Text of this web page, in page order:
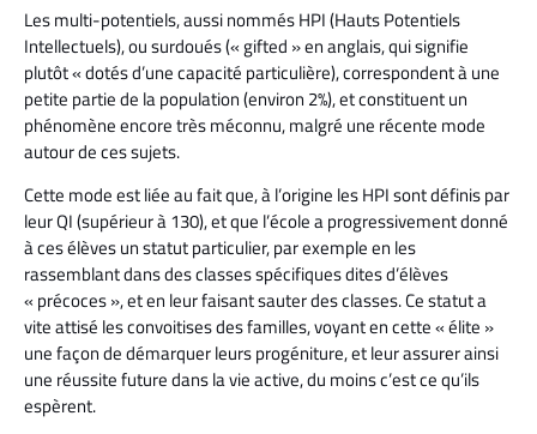
Les multi-potentiels, aussi nommés HPI (Hauts Potentiels
Intellectuels), ou surdoués (« gifted » en anglais, qui signifie
plutôt « dotés d’une capacité particulière), correspondent à une
petite partie de la population (environ 2%), et constituent un
phénomène encore très méconnu, malgré une récente mode
autour de ces sujets.
Cette mode est liée au fait que, à l’origine les HPI sont définis par
leur QI (supérieur à 130), et que l’école a progressivement donné
à ces élèves un statut particulier, par exemple en les
rassemblant dans des classes spécifiques dites d’élèves
« précoces », et en leur faisant sauter des classes. Ce statut a
vite attisé les convoitises des familles, voyant en cette « élite »
une façon de démarquer leurs progéniture, et leur assurer ainsi
une réussite future dans la vie active, du moins c’est ce qu’ils
espèrent.